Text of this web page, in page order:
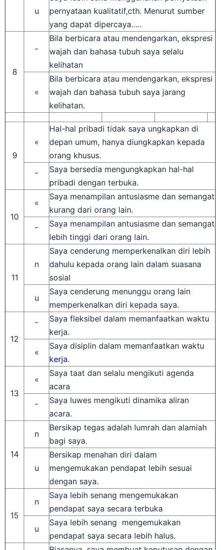
pernyataan kualitatif,cth. Menurut sumber
yang dapat dipercaya…..
8
˜
Bila berbicara atau mendengarkan, ekspresi
wajah dan bahasa tubuh saya selalu
kelihatan
Bila berbicara atau mendengarkan, ekspresi
wajah dan bahasa tubuh saya jarang
kelihatan.
9
Hal-hal pribadi tidak saya ungkapkan di
depan umum, hanya diungkapkan kepada
orang khusus.
˜
Saya bersedia mengungkapkan hal-hal
pribadi dengan terbuka.
10
Saya menampilan antusiasme dan semangat
kurang dari orang lain.
˜
Saya menampilan antusiasme dan semangat
lebih tinggi dari orang lain.
11
Saya cenderung memperkenalkan diri lebih
dahulu kepada orang lain dalam suasana
sosial
Saya cenderung menunggu orang lain
memperkenalkan diri kepada saya.
12
˜
Saya fleksibel dalam memanfaatkan waktu
kerja.
Saya disiplin dalam memanfaatkan waktu
kerja
13
Saya taat dan selalu mengikuti agenda
acara
˜
Saya luwes mengikuti dinamika aliran
acara.
14
Bersikap tegas adalah lumrah dan alamiah
bagi saya.
Bersikap menahan diri dalam
mengemukakan pendapat lebih sesuai
dengan saya.
15
Saya lebih senang mengemukakan
pendapat saya secara terbuka
Saya lebih senang mengemukakan
pendapat saya secara lebih halus.
Biasanya, saya membuat keputusan dengan